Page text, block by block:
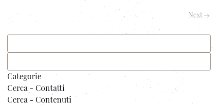
Next
Categorie
Cerca - Contatti
Cerca - Contenuti